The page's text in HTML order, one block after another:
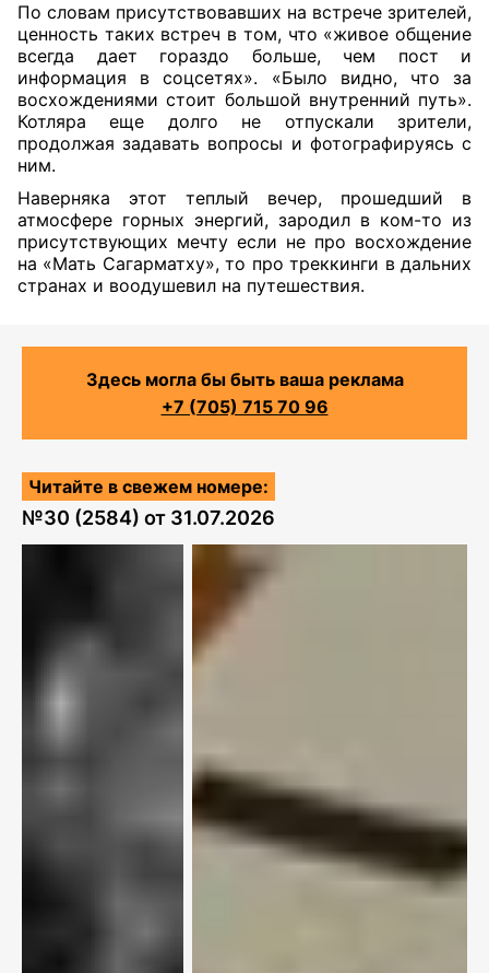
По словам присутствовавших на встрече зрителей,
ценность таких встреч в том, что «живое общение
всегда дает гораздо больше, чем пост и
информация в соцсетях». «Было видно, что за
восхождениями стоит большой внутренний путь».
Котляра еще долго не отпускали зрители,
продолжая задавать вопросы и фотографируясь с
ним.
Наверняка этот теплый вечер, прошедший в
атмосфере горных энергий, зародил в ком-то из
присутствующих мечту если не про восхождение
на «Мать Сагарматху», то про треккинги в дальних
странах и воодушевил на путешествия.
Здесь могла бы быть ваша реклама
+7 (705) 715 70 96
Читайте в свежем номере:
№30 (2584) от 31.07.2026